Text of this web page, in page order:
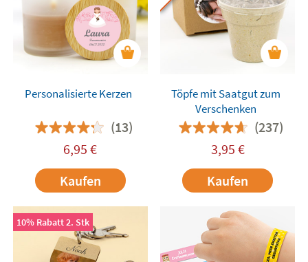
Personalisierte Kerzen
(13)
6,95 €
Kaufen
Töpfe mit Saatgut zum
Verschenken
(237)
3,95 €
Kaufen
10% Rabatt 2. Stk